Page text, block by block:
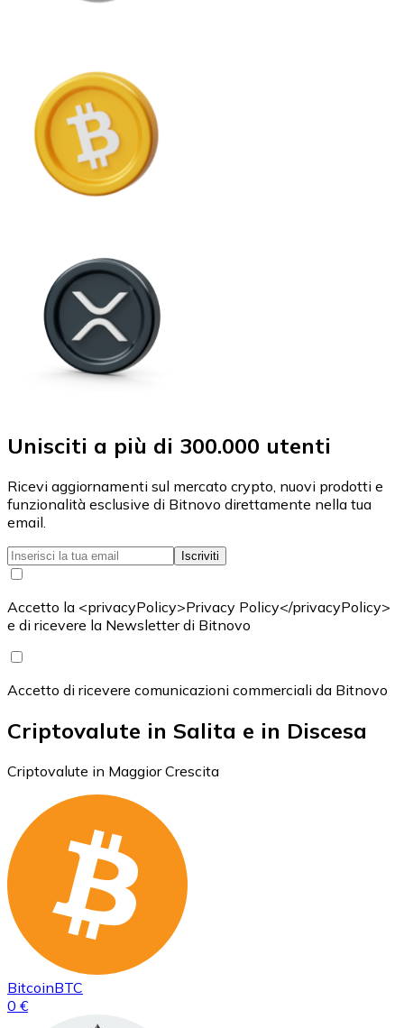
Unisciti a più di 300.000 utenti
Ricevi aggiornamenti sul mercato crypto, nuovi prodotti e
funzionalità esclusive di Bitnovo direttamente nella tua
email.
Iscriviti
Accetto la <privacyPolicy>Privacy Policy</privacyPolicy>
e di ricevere la Newsletter di Bitnovo
Accetto di ricevere comunicazioni commerciali da Bitnovo
Criptovalute in Salita e in Discesa
Criptovalute in Maggior Crescita
BitcoinBTC
0 €